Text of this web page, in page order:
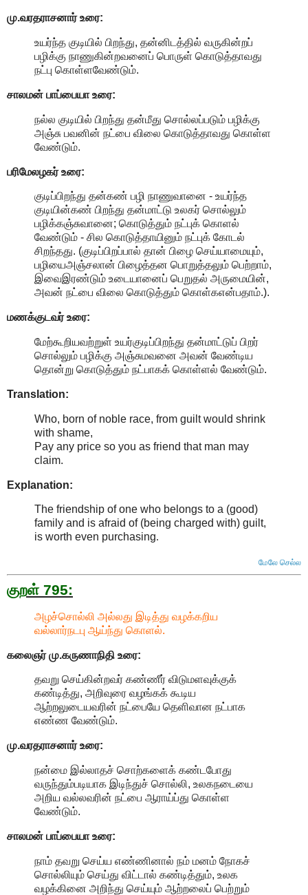
மு.வரதராசனார்உரை:
உயர்ந்த குடியில் பிறந்து, தன்னிடத்தில் வருகின்றப்
பழிக்கு நாணுகின்றவனைப் பொருள் கொடுத்தாவது
நட்பு கொள்ளவேண்டும்.
சாலமன் பாப்பையா உரை:
நல்ல குடியில் பிறந்து தன்மீது சொல்லப்படும் பழிக்கு
அஞ்சு பவனின் நட்பை விலை கொடுத்தாவது கொள்ள
வேண்டும்.
பரிமேலழகர் உரை:
குடிப்பிறந்து தன்கண் பழி நாணுவானை - உயர்ந்த
குடியின்கண் பிறந்து தன்மாட்டு உலகர் சொல்லும்
பழிக்கஞ்சுவானை; கொடுத்தும் நட்புக் கொளல்
வேண்டும் - சில கொடுத்தாயினும் நட்புக் கோடல்
சிறந்தது. (குடிப்பிறப்பால் தான் பிழை செய்யாமையும்,
பழியைஅஞ்சலான் பிழைத்தன பொறுத்தலும் பெற்றாம்,
இவைஇரண்டும் உடையானைப் பெறுதல் அருமையின்,
அவன் நட்பை விலை கொடுத்தும் கொள்கஎன்பதாம்.).
மணக்குடவர் உரை:
மேற்கூறியவற்றுள் உயர்குடிப்பிறந்து தன்மாட்டுப் பிறர்
சொல்லும் பழிக்கு அஞ்சுமவனை அவன் வேண்டிய
தொன்று கொடுத்தும் நட்பாகக் கொள்ளல் வேண்டும்.
Translation:
Who, born of noble race, from guilt would shrink
with shame,
Pay any price so you as friend that man may
claim.
Explanation:
The friendship of one who belongs to a (good)
family and is afraid of (being charged with) guilt,
is worth even purchasing.
மேலே செல்ல
குறள் 795:
அழச்சொல்லி அல்லது இடித்து வழக்கறிய
வல்லார்நடபு ஆய்ந்து கொளல்.
கலைஞர் மு.கருணாநிதி உரை:
தவறு செய்கின்றவர் கண்ணீர் விடுமளவுக்குக்
கண்டித்து, அறிவுரை வழங்கக் கூடிய
ஆற்றலுடையவரின் நட்பையே தெளிவான நட்பாக
எண்ண வேண்டும்.
மு.வரதராசனார்உரை:
நன்மை இல்லாதச் சொற்களைக் கண்டபோது
வருந்தும்படியாக இடிந்துச் சொல்லி, உலகநடையை
அறிய வல்லவரின் நட்பை ஆராய்ப்து கொள்ள
வேண்டும்.
சாலமன் பாப்பையா உரை:
நாம் தவறு செய்ய எண்ணினால் நம் மனம் நோகச்
சொல்லியும் செய்து விட்டால் கண்டித்தும், உலக
வழக்கினை அறிந்து செய்யும் ஆற்றலைப் பெற்றும்